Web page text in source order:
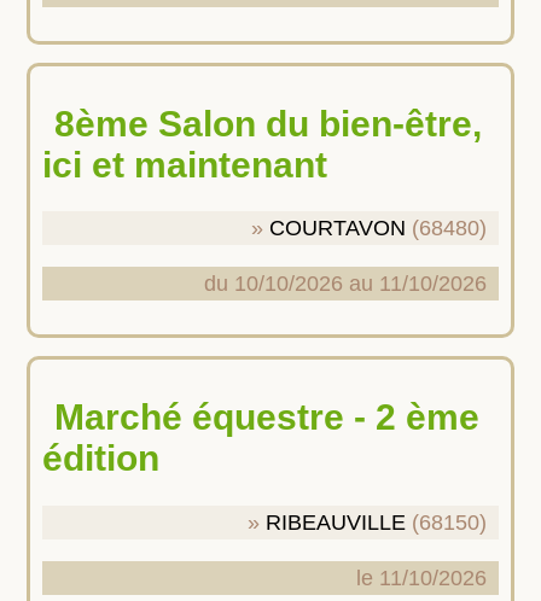
8ème Salon du bien-être,
ici et maintenant
COURTAVON (68480)
du 10/10/2026 au 11/10/2026
Marché équestre - 2 ème
édition
RIBEAUVILLE (68150)
le 11/10/2026